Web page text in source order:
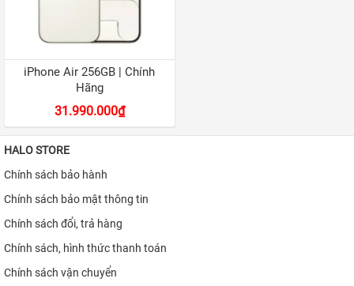
iPhone 11 Pro Max
iPhone 11 Pro
iPhone XS
APPLE WATCH
MACBOOK
MÁY DÙNG RỒI
iPhone Air 256GB | Chính
Hãng
31.990.000₫
HALO STORE
Chính sách bảo hành
Chính sách bảo mật thông tin
Chính sách đổi, trả hàng
Chính sách, hình thức thanh toán
Chính sách vận chuyển